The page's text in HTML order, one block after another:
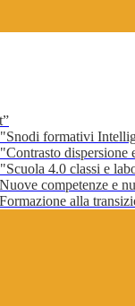
formativi
dispersione
4.0 classi e
competenze e
alla